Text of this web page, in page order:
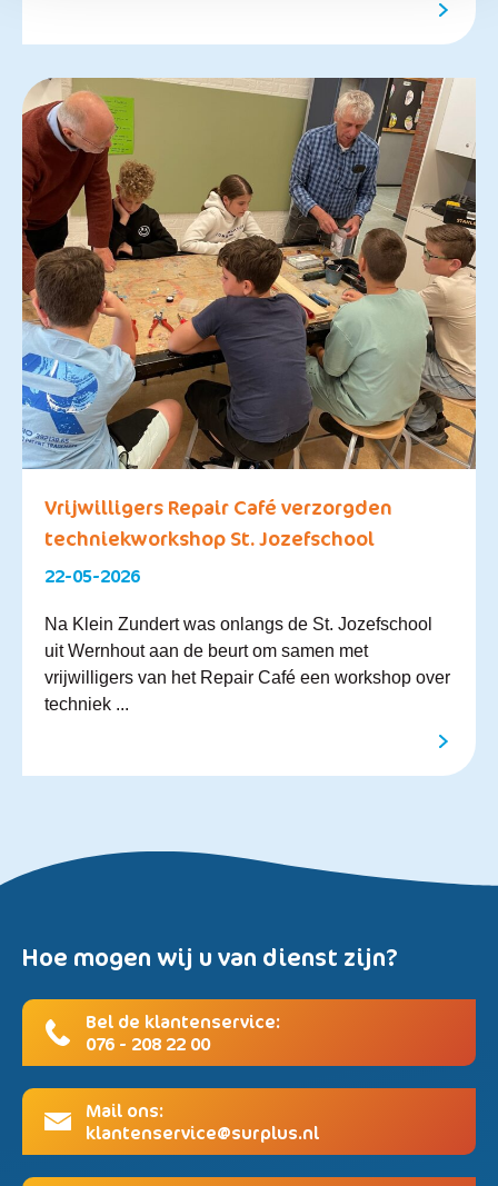
Vrijwilligers Repair Café verzorgden
techniekworkshop St. Jozefschool
22-05-2026
Na Klein Zundert was onlangs de St. Jozefschool
uit Wernhout aan de beurt om samen met
vrijwilligers van het Repair Café een workshop over
techniek ...
Hoe mogen wij u van dienst zijn?
Bel de klantenservice:
076 - 208 22 00
Mail ons:
klantenservice@surplus.nl